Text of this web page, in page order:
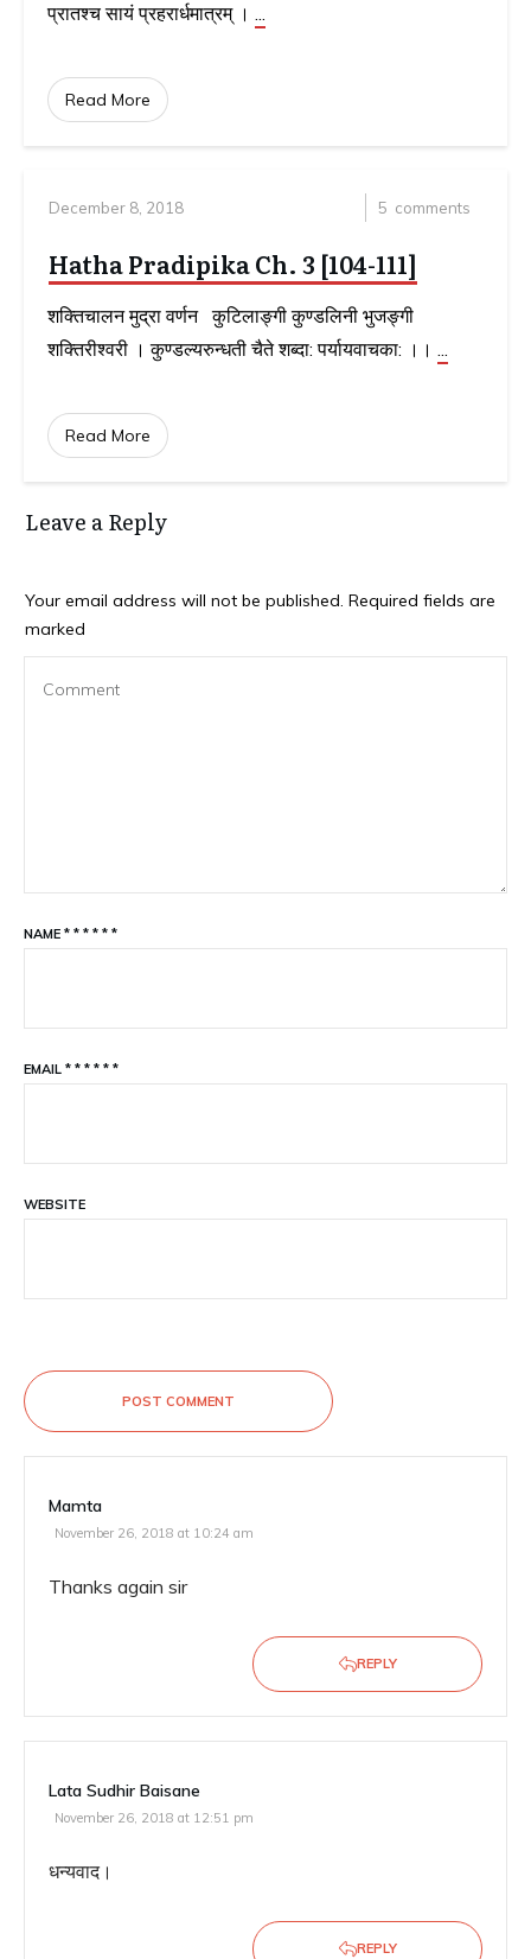
प्रातश्च सायं प्रहरार्धमात्रम् । ...
Read More
December 8, 2018 5 comments
Hatha Pradipika Ch. 3 [104-111]
शक्तिचालन मुद्रा वर्णन कुटिलाङ्गी कुण्डलिनी भुजङ्गी
शक्तिरीश्वरी । कुण्डल्यरुन्धती चैते शब्दा: पर्यायवाचका: ।। ...
Read More
Leave a Reply
Your email address will not be published. Required fields are
marked
NAME * * * * * *
EMAIL * * * * * *
WEBSITE
POST COMMENT
Mamta
November 26, 2018 at 10:24 am
Thanks again sir
REPLY
Lata Sudhir Baisane
November 26, 2018 at 12:51 pm
धन्यवाद।
REPLY